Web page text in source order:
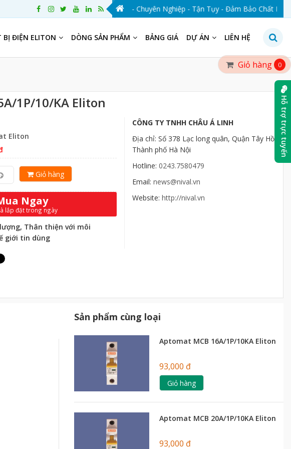
Giỏ hàng 0
NIVAL VIỆT NAM - Chuyên Nghiệp - Tận Tụy - Đảm Bảo Chất
BỊ ĐIỆN ELITON DÒNG SẢN PHẨM BẢNG GIÁ DỰ ÁN LIÊN HỆ
1P/10/KA Eliton
Eliton
Giỏ hàng
Ngay
lắp đặt trong ngày
Thân thiện với môi
giới tin dùng
CÔNG TY TNHH CHÂU Á LINH
Địa chỉ: Số 378 Lạc long quân, Quận Tây Hồ,
Thành phố Hà Nội
Hotline: 0243.7580479
Email: news@nival.vn
Website: http://nival.vn
Sản phẩm cùng loại
Aptomat MCB 16A/1P/10KA Eliton
93,000 đ
Giỏ hàng
Aptomat MCB 20A/1P/10KA Eliton
93,000 đ
Hỗ trợ trực tuyến